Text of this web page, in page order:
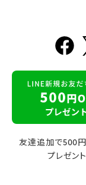
友達追加で500
プレゼント